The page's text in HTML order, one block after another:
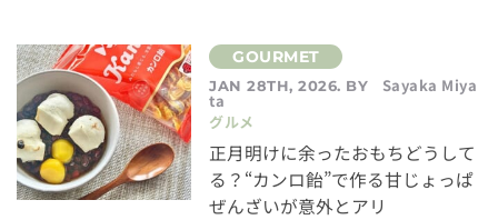
JAN 28TH, 2026. BY Sayaka Miya
ta
グルメ
正月明けに余ったおもちどうして
る？“カンロ飴”で作る甘じょっぱ
ぜんざいが意外とアリ